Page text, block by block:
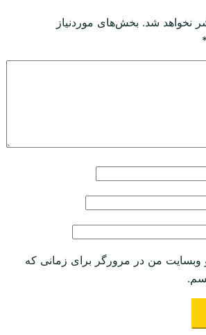
نخواهد شد. بخش‌های موردنیاز
*
و وبسایت من در مرورگر برای زمانی که